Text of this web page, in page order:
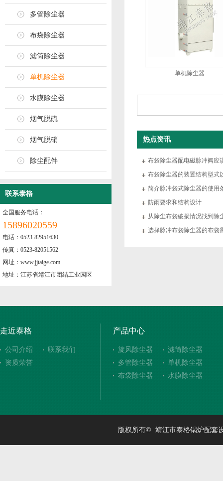
多管除尘器
布袋除尘器
滤筒除尘器
单机除尘器
水膜除尘器
烟气脱硫
烟气脱硝
除尘配件
联系泰格
全国服务电话：
15896020559
电话：0523-82951630
传真：0523-82051562
网址：www.jjtaige.com
地址：江苏省靖江市团结工业园区
单机除尘器
热点资讯
布袋除尘器配电磁脉冲阀应
布袋除尘器的装置结构型式
简介脉冲袋式除尘器的使用
防雨要求和结构设计
从除尘布袋破损情况找到除
选择脉冲布袋除尘器的布袋
走近泰格
公司介绍
资质荣誉
联系我们
产品中心
旋风除尘器
多管除尘器
布袋除尘器
滤筒除尘器
单机除尘器
水膜除尘器
版权所有© 靖江市泰格锅炉配套